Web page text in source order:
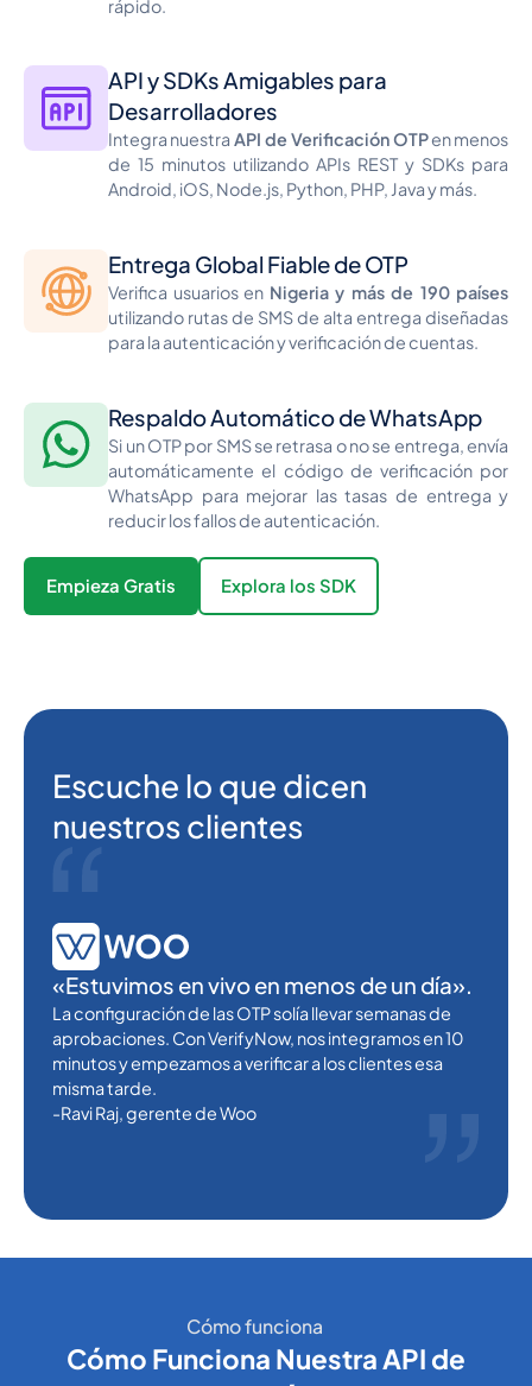
rápido.
API y SDKs Amigables para
Desarrolladores
Integra nuestra API de Verificación OTPen menos
de 15 minutos utilizando APIs REST y SDKs para
Android, iOS, Node.js, Python, PHP, Java y más.
Entrega Global Fiable de OTP
Verifica usuarios en Nigeria y más de 190 países
utilizando rutas de SMS de alta entrega diseñadas
para la autenticación y verificación de cuentas.
Respaldo Automático de WhatsApp
Si un OTP por SMS se retrasa o no se entrega, envía
automáticamente el código de verificación por
WhatsApp para mejorar las tasas de entrega y
reducir los fallos de autenticación.
Empieza Gratis Explora los SDK
Escuche lo que dicen
nuestros clientes
«Estuvimos en vivo en menos de un día».
La configuración de las OTP solía llevar semanas de
aprobaciones. Con VerifyNow, nos integramos en 10
minutos y empezamos a verificar a los clientes esa
misma tarde.
-Ravi Raj, gerente de Woo
Cómo funciona
Cómo Funciona Nuestra API de